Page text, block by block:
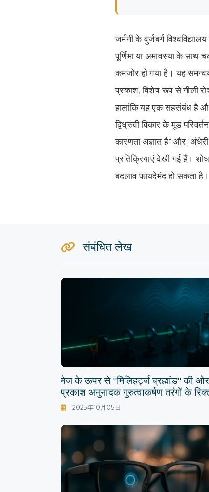
जर्मनी के वुर्जबर्ग
पूर्णिमा या अमावस्या के
कमजोर हो गया है। यह
प्रकाश, विशेष रूप से नीली
हालांकि यह एक सहसंबंध है और
द्विध्रुवी विकार के मूड
कारणता अज्ञात है" और
प्रतिक्रियाएं देखी गई हैं।
बदलाव फायदेमंद हो सकता है।
संबंधित लेख
मेज के ऊपर से "मिलिहर्ट्ज़ ब्रह्मांड" की
प्रकाश अनुनादक गुरुत्वाकर्षण तरंगों के
को खोलते हैं
2025年10月05日